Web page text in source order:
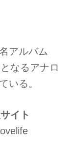
アルバム
なるアナロ
いる。
イト